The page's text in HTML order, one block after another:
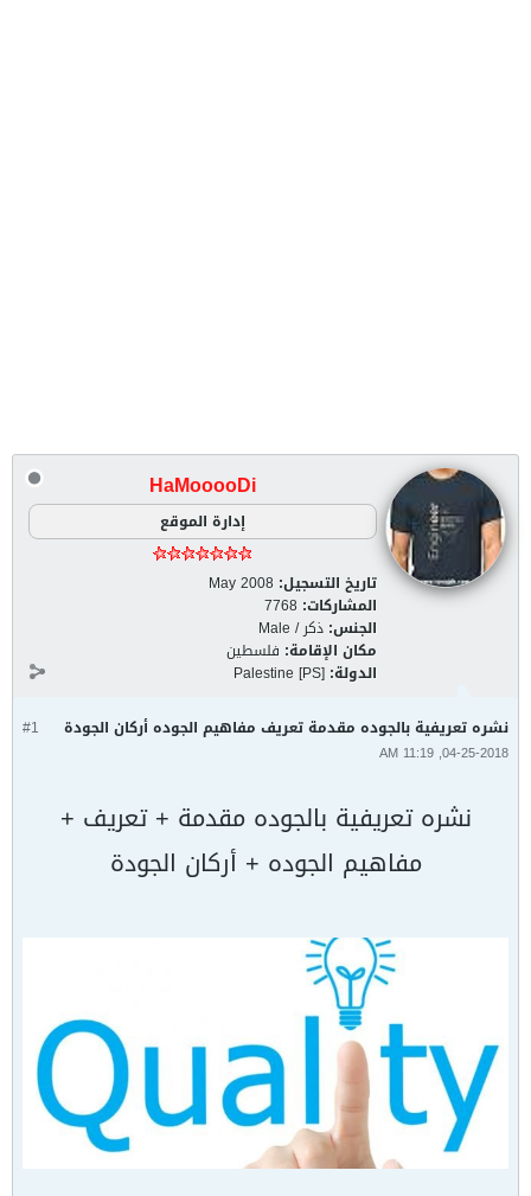
HaMooooDi
إدارة الموقع
تاريخ التسجيل: May 2008
المشاركات: 7768
الجنس: ذكر / Male
مكان الإقامة: فلسطين
الدولة: Palestine [PS]
#1 نشره تعريفية بالجوده مقدمة تعريف مفاهيم الجوده أركان الجودة
04-25-2018, 11:19 AM
نشره تعريفية بالجوده مقدمة + تعريف +
مفاهيم الجوده + أركان الجودة